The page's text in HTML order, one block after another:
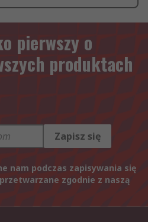
pierwszy o
produktach
Zapisz się
nam podczas zapisywania się
zgodnie z naszą